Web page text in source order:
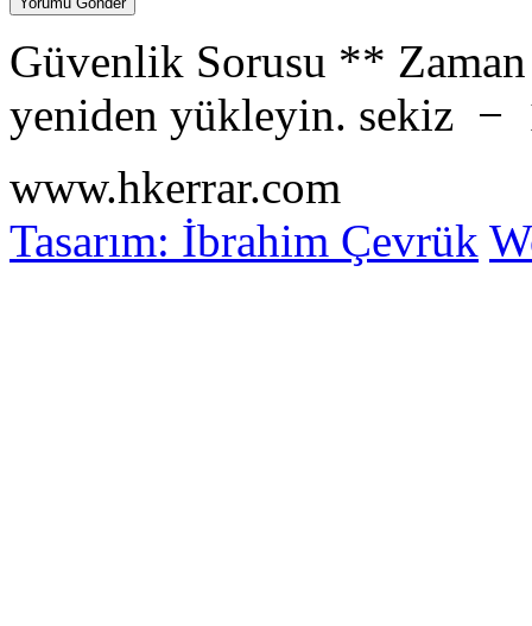
Güvenlik Sorusu **
yeniden yükleyin. sekiz −
www.hkerrar.com
Tasarım: İbrahim Çevrük